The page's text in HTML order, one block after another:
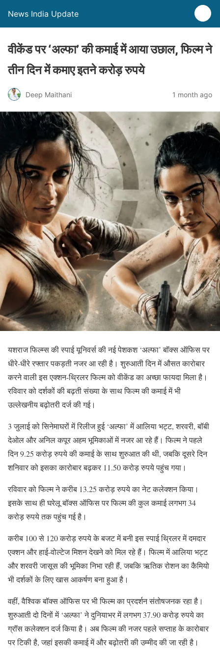
News India Update
वीकेंड पर ‘अल्फा’ की कमाई में आया उछाल, फिल्म ने
तीन दिन में कमाए इतने करोड़ रुपये
Deep Maithani 1 month ago
यशराज फिल्म्स की स्पाई यूनिवर्स की नई पेशकश ‘अल्फा’ बॉक्स ऑफिस पर
धीरे-धीरे रफ्तार पकड़ती नजर आ रही है। शुरुआती दिन में औसत कारोबार
करने वाली इस एक्शन-थ्रिलर फिल्म को वीकेंड का अच्छा फायदा मिला है।
रविवार को दर्शकों की बढ़ती संख्या के साथ फिल्म की कमाई में भी
उल्लेखनीय बढ़ोतरी दर्ज की गई।
3 जुलाई को सिनेमाघरों में रिलीज हुई ‘अल्फा’ में आलिया भट्ट, शरवरी, बॉबी
देओल और अनिल कपूर अहम भूमिकाओं में नजर आ रहे हैं। फिल्म ने पहले
दिन 9.25 करोड़ रुपये की कमाई के साथ शुरुआत की थी, जबकि दूसरे दिन
शनिवार को इसका कारोबार बढ़कर 11.50 करोड़ रुपये पहुंच गया।
रविवार को फिल्म ने करीब 13.25 करोड़ रुपये का नेट कलेक्शन किया।
इसके साथ ही घरेलू बॉक्स ऑफिस पर फिल्म की कुल कमाई लगभग 34
करोड़ रुपये तक पहुंच गई है।
करीब 100 से 120 करोड़ रुपये के बजट में बनी इस स्पाई थ्रिलर में दमदार
एक्शन और हाई-वोल्टेज मिशन देखने को मिल रहे हैं। फिल्म में आलिया भट्ट
और शरवरी जासूस की भूमिका निभा रही हैं, जबकि ऋतिक रोशन का कैमियो
भी दर्शकों के लिए खास आकर्षण बना हुआ है।
वहीं, वैश्विक बॉक्स ऑफिस पर भी फिल्म का प्रदर्शन संतोषजनक रहा है।
शुरुआती दो दिनों में ‘अल्फा’ ने दुनियाभर में लगभग 37.90 करोड़ रुपये का
ग्रॉस कलेक्शन दर्ज किया है। अब फिल्म की नजर पहले सप्ताह के कारोबार
पर टिकी है, जहां इसकी कमाई में और बढ़ोतरी की उम्मीद की जा रही है।